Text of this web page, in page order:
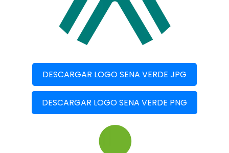
DESCARGAR LOGO SENA VERDE JPG
DESCARGAR LOGO SENA VERDE PNG